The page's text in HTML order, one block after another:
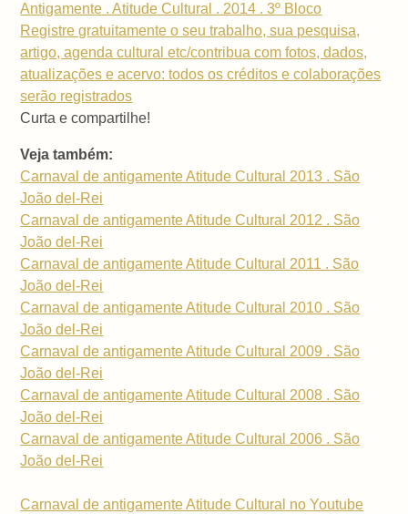
Antigamente . Atitude Cultural . 2014 . 3º Bloco
Registre gratuitamente o seu trabalho, sua pesquisa,
artigo, agenda cultural etc/contribua com fotos, dados,
atualizações e acervo: todos os créditos e colaborações
serão registrados
Curta e compartilhe!
Veja também:
Carnaval de antigamente Atitude Cultural 2013 . São
João del-Rei
Carnaval de antigamente Atitude Cultural 2012 . São
João del-Rei
Carnaval de antigamente Atitude Cultural 2011 . São
João del-Rei
Carnaval de antigamente Atitude Cultural 2010 . São
João del-Rei
Carnaval de antigamente Atitude Cultural 2009 . São
João del-Rei
Carnaval de antigamente Atitude Cultural 2008 . São
João del-Rei
Carnaval de antigamente Atitude Cultural 2006 . São
João del-Rei
Carnaval de antigamente Atitude Cultural no Youtube